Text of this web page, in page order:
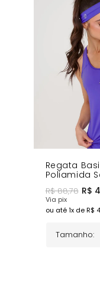
Regata
Poliamida
R$88,78 R$
Via pix
ou até1x de R$